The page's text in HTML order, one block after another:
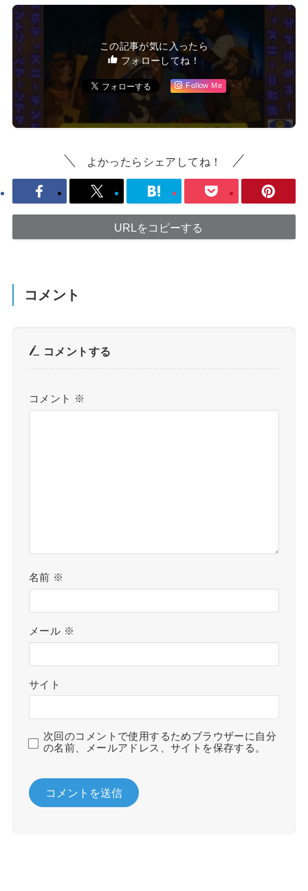
この記事が気に入ったら
フォローしてね！
Follow Me
よかったらシェアしてね！
URLをコピーする
コメント
コメントする
コメント ※
名前 ※
メール ※
サイト
次回のコメントで使用するためブラウザーに自分
の名前、メールアドレス、サイトを保存する。